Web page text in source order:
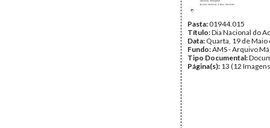
Pasta:01944.015
Título:Dia Nacional do
Data: Quarta, 19 de Maio
Fundo:AMS - Arquivo
Tipo Documental:
Página(s): 13 (12